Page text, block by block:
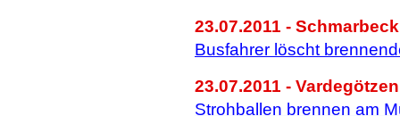
23.07.2011 -
Busfahrer löscht
23.07.2011 -
Strohballen brennen am